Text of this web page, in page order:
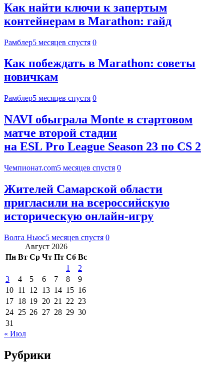
Как найти ключи к запертым
контейнерам в Marathon: гайд
Рамблер5 месяцев спустя 0
Как побеждать в Marathon: советы
новичкам
Рамблер5 месяцев спустя 0
NAVI обыграла Monte в стартовом
матче второй стадии
на ESL Pro League Season 23 по CS 2
Чемпионат.com5 месяцев спустя 0
Жителей Самарской области
пригласили на всероссийскую
историческую онлайн-игру
Волга Ньюс5 месяцев спустя 0
Август 2026
Пн Вт Ср Чт Пт Сб Вс
1
2
3
4 5 6 7 8
9
10 11 12 13 14 15 16
17 18 19 20 21 22 23
24 25 26 27 28 29 30
31
« Июл
Рубрики